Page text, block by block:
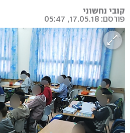
קובי נחשוני
פורסם: 17.05.18, 05:47